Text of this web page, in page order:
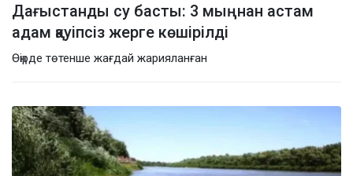
Дағыстанды су басты: 3 мыңнан астам
адам қауіпсіз жерге көшірілді
Өңірде төтенше жағдай жарияланған